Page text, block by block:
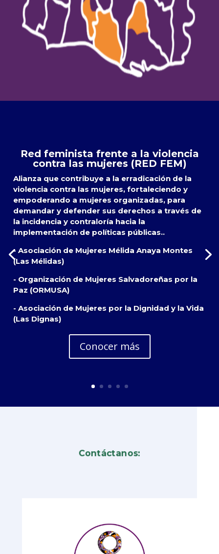
Red feminista frente a la violencia
contra las mujeres (RED FEM)
Alianza que contribuye a la erradicación de la
violencia contra las mujeres, fortaleciendo y
empoderando a mujeres organizadas, para
demandar y defender sus derechos a través de
la incidencia y contraloría hacia la
implementación de políticas públicas..
- Asociación de Mujeres Mélida Anaya Montes
(Las Mélidas)
- Organización de Mujeres Salvadoreñas por la
Paz (ORMUSA)
- Asociación de Mujeres por la Dignidad y la Vida
(Las Dignas)
Conocer más
Contáctanos: